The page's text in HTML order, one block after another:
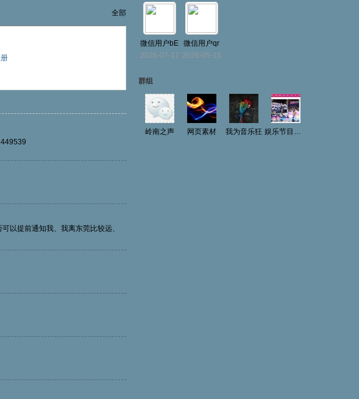
全部
以提前通知我、我离东莞比较远、
微信用户bE
2026-07-17
微信用户qr
2026-05-15
群组
岭南之声 网页素材 我为音乐狂 娱乐节目制作